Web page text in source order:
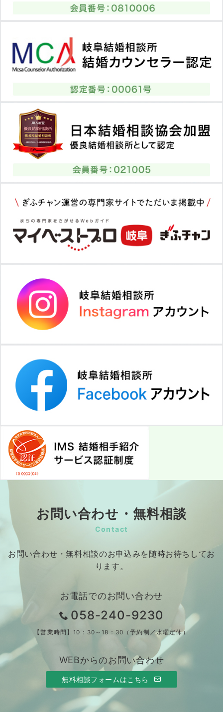
お問い合わせ・無料相談
Contact
お問い合わせ・無料相談のお申込みを随時お待ちしてお
ります。
お電話でのお問い合わせ
058-240-9230
【営業時間】10：30～18：30（予約制／水曜定休）
WEBからのお問い合わせ
無料相談フォームはこちら